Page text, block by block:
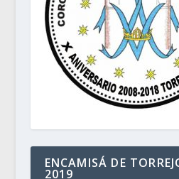
ENCAMISÁ DE
2019